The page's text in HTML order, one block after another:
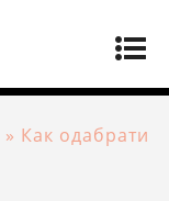
» Как одабрати